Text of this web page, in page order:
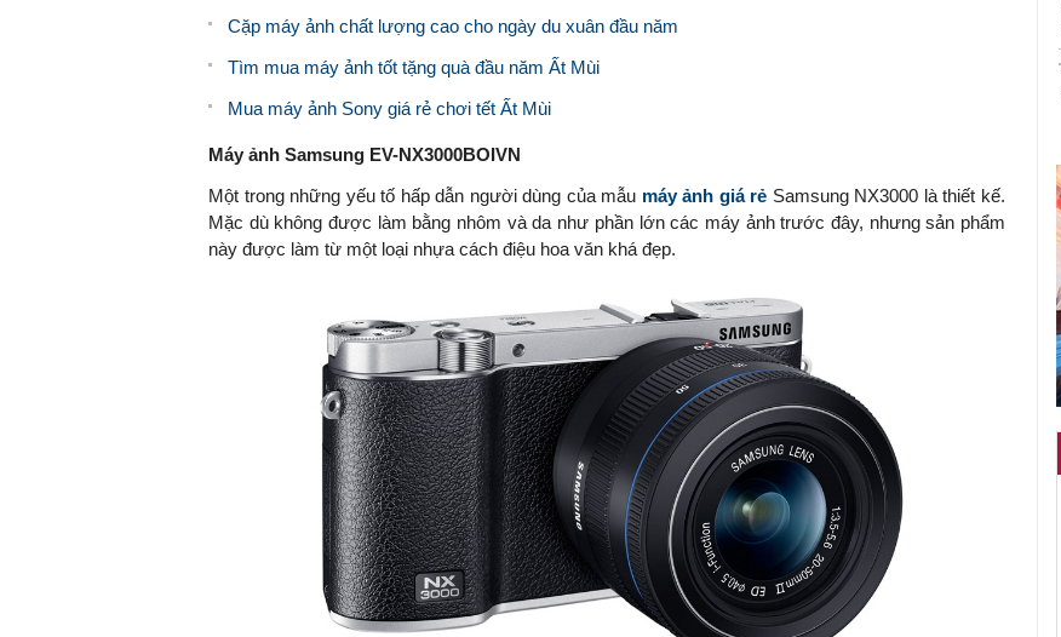
Cặp máy ảnh chất lượng cao cho ngày du xuân đầu năm
Tìm mua máy ảnh tốt tặng quà đầu năm Ất Mùi
Mua máy ảnh Sony giá rẻ chơi tết Ất Mùi
Máy ảnh Samsung EV-NX3000BOIVN
Một trong những yếu tố hấp dẫn người dùng của mẫu máy ảnh giá rẻ Samsung NX3000 là thiết kế.
Mặc dù không được làm bằng nhôm và da như phần lớn các máy ảnh trước đây, nhưng sản phẩm
này được làm từ một loại nhựa cách điệu hoa văn khá đẹp.